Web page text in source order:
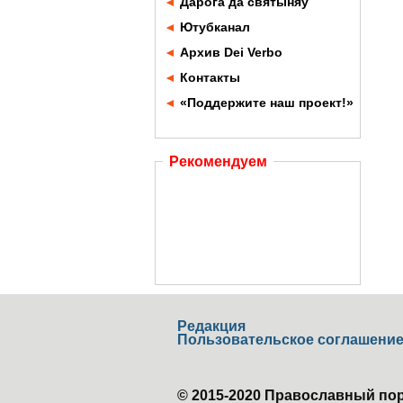
◄ Ютубканал
◄ Архив Dei Verbo
◄ Контакты
◄ «Поддержите наш проект!»
Рекомендуем
Редакция
Пользовательское соглашение
© 2015-2020 Православный